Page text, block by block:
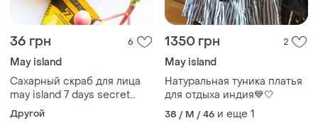
36 грн 6
May island
Сахарный скраб для лица
may island 7 days secret
royal black sugar scrub
Другой
1350 грн 2
May island
Натуральная туника платья
для отдыха индия💙🤍
38 / M / 46 и еще 1